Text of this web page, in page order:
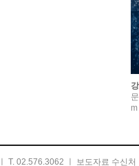
m
ㅣ T. 02.576.3062 ㅣ 보도자료 수신처